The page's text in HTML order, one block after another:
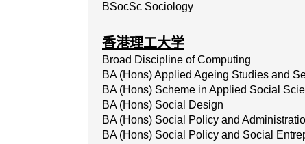
BSocSc Sociology
香港理工大学
Broad Discipline of Computing
BA (Hons) Applied Ageing Studies and
BA (Hons) Scheme in Applied Social
BA (Hons) Social Design
BA (Hons) Social Policy and
BA (Hons) Social Policy and Social